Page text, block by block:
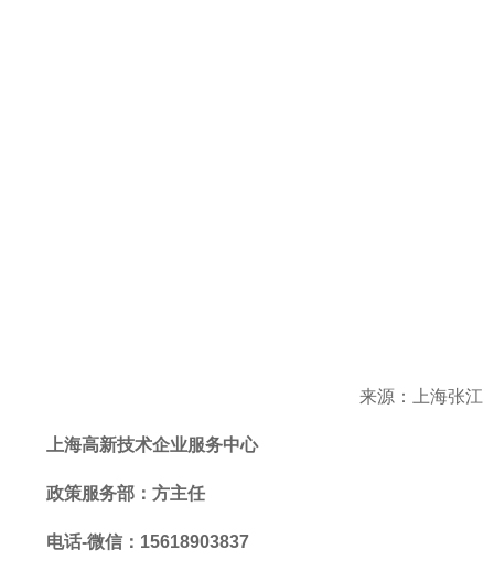
来源：上海张江
上海高新技术企业服务中心
政策服务部 ：方主任
电话-微信：15618903837